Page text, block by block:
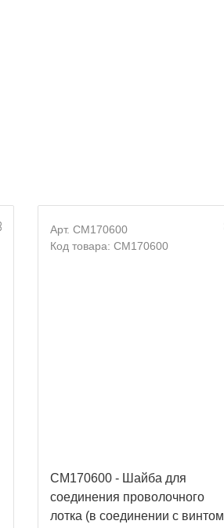
Арт. CM170600
Код товара: CM170600
CM170600 - Шайба для
соединения проволочного
лотка (в соединении с винтом